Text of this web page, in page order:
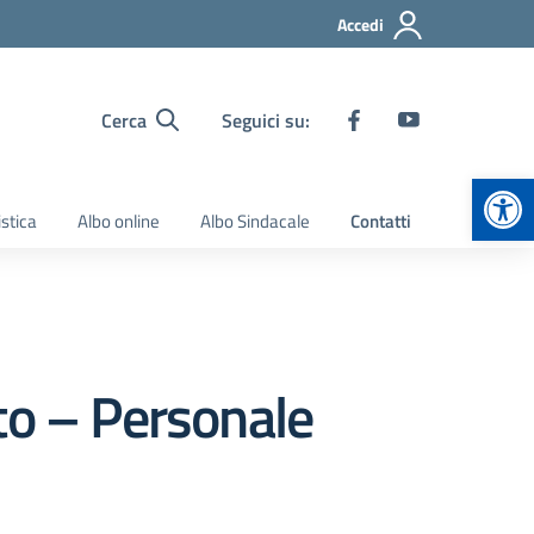
Accedi
Cerca Seguici su:
Albo online Albo Sindacale Contatti
– Personale